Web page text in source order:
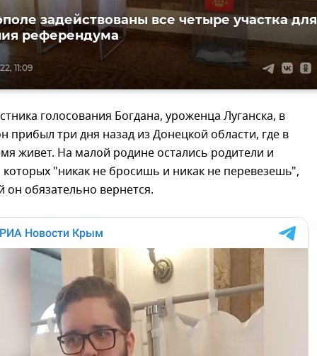
11:09
задействованы все четыре участка для
референдума
голосования Богдана, уроженца Луганска, в
прибыл три дня назад из Донецкой области, где в
живет. На малой родине остались родители и
которых "никак не бросишь и никак не перевезешь",
он обязательно вернется.